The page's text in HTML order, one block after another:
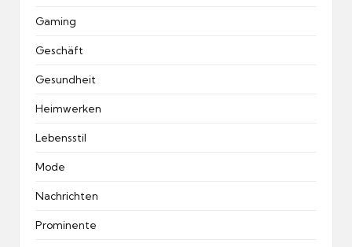
Gaming
Geschäft
Gesundheit
Heimwerken
Lebensstil
Mode
Nachrichten
Prominente